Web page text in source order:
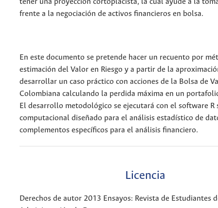
tener una proyección cortoplacista, la cual ayude a la
frente a la negociación de activos financieros en bolsa.
En este documento se pretende hacer un recuento por
estimación del Valor en Riesgo y a partir de la
desarrollar un caso práctico con acciones de la Bolsa de
Colombiana calculando la perdida máxima en un
El desarrollo metodológico se ejecutará con el software R
computacional diseñado para el análisis estadístico de
complementos específicos para el análisis financiero.
Licencia
Derechos de autor 2013 Ensayos: Revista de Estudiantes